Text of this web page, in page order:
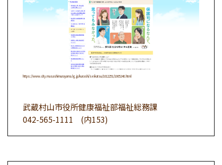
https://www.city.musashimurayama.lg.jp/kurashi/seikatsu/1012251/1005240.html
武蔵村山市役所健康福祉部福祉総務課
042-565-1111
(内153)